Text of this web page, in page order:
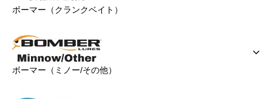
ボーマー（クランクベイト）
ボーマー（ミノー/その他）